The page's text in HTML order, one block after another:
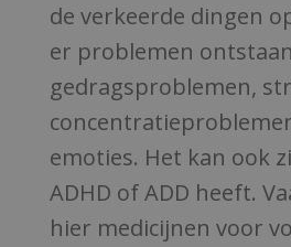
de verkeerde dingen
er problemen
gedragsproblemen,
emoties. Het kan ook
ADHD of ADD heeft.
hier medicijnen voor